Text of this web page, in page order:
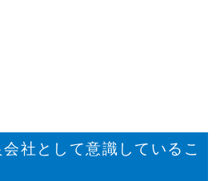
社として意識しているこ